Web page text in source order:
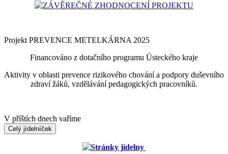
ZÁVĚREČNÉ ZHODNOCENÍ PROJEKTU
Projekt PREVENCE METELKÁRNA 2025
Financováno z dotačního programu Ústeckého kraje
Aktivity v oblasti prevence rizikového chování a podpory duševního
zdraví žáků, vzdělávání pedagogických pracovníků.
V příštích dnech vaříme
Celý jídelníček
Stránky jídelny